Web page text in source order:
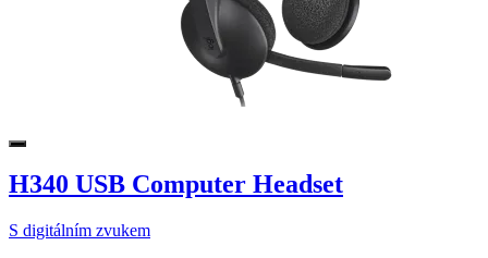
H340 USB Computer Headset
S digitálním zvukem